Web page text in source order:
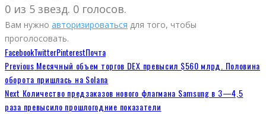
0 из 5 звезд. 0 голосов.
Вам нужно авторизироваться для того, чтобы
проголосовать.
FacebookTwitterPinterestПочта
Previous Месячный объем торгов DEX превысил $560 млрд. Половина
оборота пришлась на Solana
Next Количество предзаказов нового флагмана Samsung в 3—4,5
раза превысило прошлогодние показатели